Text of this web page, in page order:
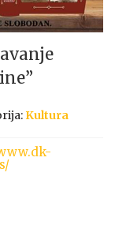
Kultura